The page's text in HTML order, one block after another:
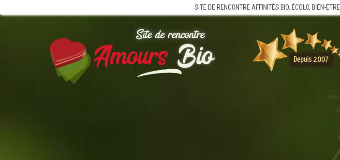
SITE DE RENCONTRE AFFINITÉS BIO, ÉCOLO, BIEN-
Depuis 2007